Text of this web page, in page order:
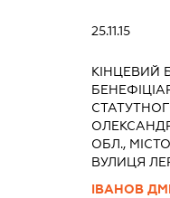
25.11.15
КІНЦЕВИЙ
ОБЛ.,
ВУЛИЦЯ
ІВАНОВ